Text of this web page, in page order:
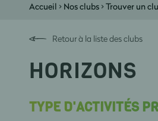
Accueil > Nos clubs>Trouver un
Retour à la liste des clubs
HORIZONS
TYPE D'ACTIVITÉS